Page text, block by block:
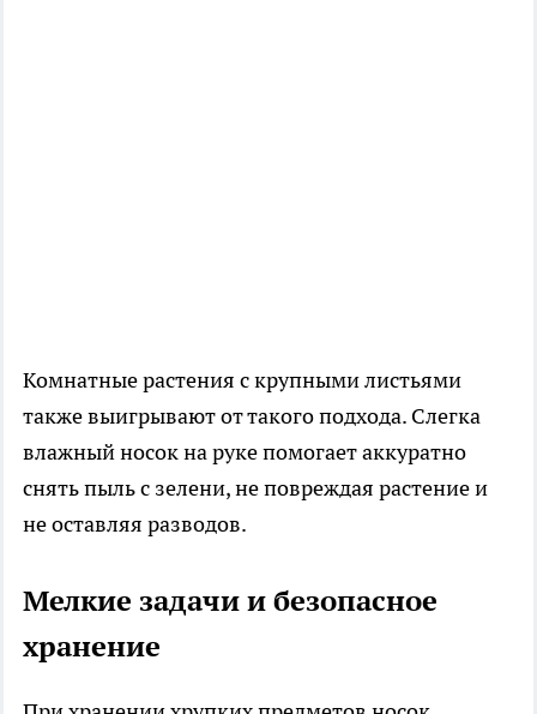
Комнатные растения с крупными листьями
также выигрывают от такого подхода. Слегка
влажный носок на руке помогает аккуратно
снять пыль с зелени, не повреждая растение и
не оставляя разводов.
Мелкие задачи и безопасное
хранение